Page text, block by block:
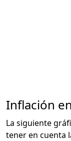
Inflación
La siguiente
tener en cuenta